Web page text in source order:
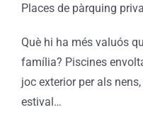
Places de pàrquing
Què hi ha més valuós
família? Piscines
joc exterior per als
estival…